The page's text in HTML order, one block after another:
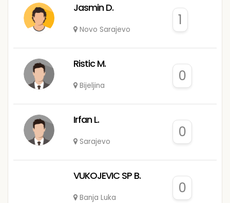
Jasmin D.
Novo Sarajevo
1
Ristic M.
Bijeljina
0
Irfan L.
Sarajevo
0
VUKOJEVIC SP B.
Banja Luka
0